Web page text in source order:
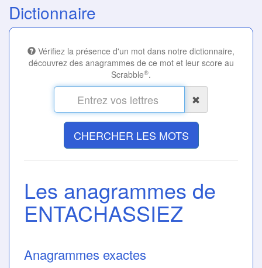
Dictionnaire
Vérifiez la présence d'un mot dans notre dictionnaire,
découvrez des anagrammes de ce mot et leur score au
Scrabble®.
CHERCHER LES MOTS
Les anagrammes de
ENTACHASSIEZ
Anagrammes exactes